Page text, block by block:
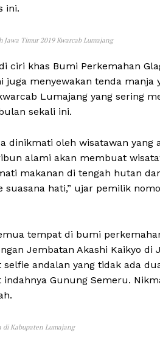
ini.
Timur 2019 Kwarcab Lumajang
ciri khas Bumi Perkemahan
juga menyewakan tenda manja
Lumajang yang sering
sekali ini.
dinikmati oleh wisatawan yang
alami akan membuat
makanan di tengah hutan
hati,” ujar pemilik
tempat di bumi
Jembatan Akashi Kaikyo di
andalan yang tidak ada
Gunung Semeru.
Kabupaten Lumajang